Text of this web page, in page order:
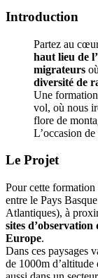
Introduction
Partez au
haut lieu de
migrateurs
diversité de
Une
vol, où nous
flore de
L’occasion
Le Projet
Pour cette formation
entre le Pays
Atlantiques), à
sites d’observation
Europe.
Dans ces paysages
de 1000m d’altitude